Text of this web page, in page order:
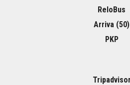
ReloBus
Arriva (50)
PKP
Tripadvisor